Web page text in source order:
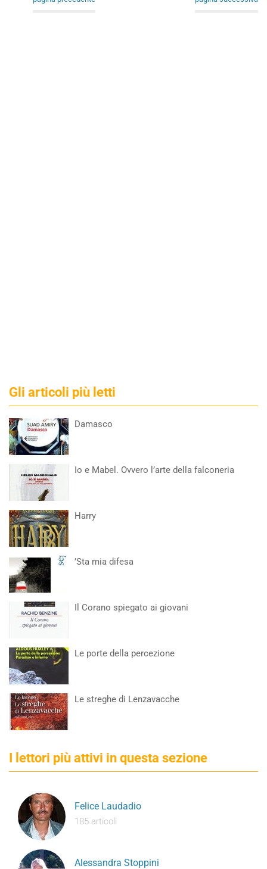
Gli articoli più letti
Damasco
Io e Mabel. Ovvero l’arte della falconeria
Harry
’Sta mia difesa
Il Corano spiegato ai giovani
Le porte della percezione
Le streghe di Lenzavacche
I lettori più attivi in questa sezione
Felice Laudadio
185 articoli
Alessandra Stoppini